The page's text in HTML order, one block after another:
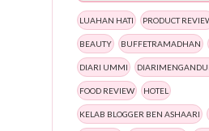
LUAHAN HATI PRODUCT
BEAUTY BUFFETRAMADHAN
DIARI UMMI
FOOD REVIEW HOTEL
KELAB BLOGGER BEN ASHAARI